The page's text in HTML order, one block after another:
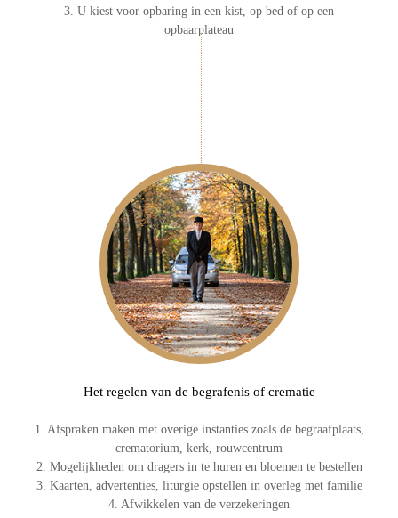
3. U kiest voor opbaring in een kist, op bed of op een
opbaarplateau
Het regelen van de begrafenis of crematie
1. Afspraken maken met overige instanties zoals de begraafplaats,
crematorium, kerk, rouwcentrum
2. Mogelijkheden om dragers in te huren en bloemen te bestellen
3. Kaarten, advertenties, liturgie opstellen in overleg met familie
4. Afwikkelen van de verzekeringen